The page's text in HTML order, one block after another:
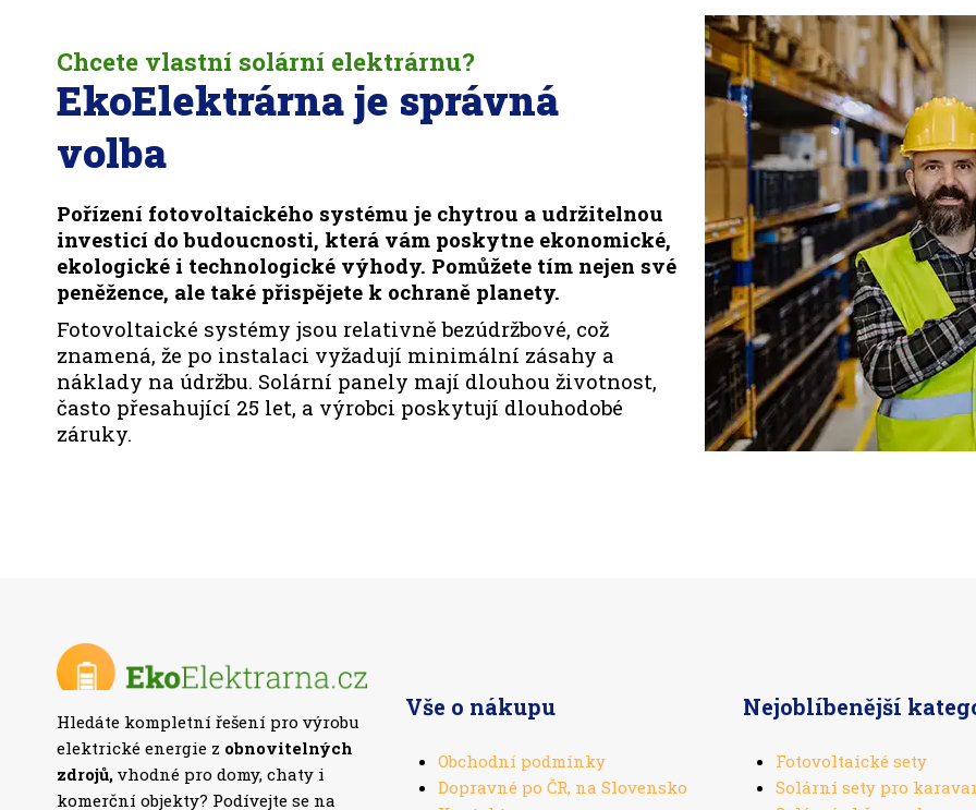
Chcete vlastní solární elektrárnu?
EkoElektrárna je správná
volba
Pořízení fotovoltaického systému je chytrou a udržitelnou
investicí do budoucnosti, která vám poskytne ekonomické,
ekologické i technologické výhody. Pomůžete tím nejen své
peněžence, ale také přispějete k ochraně planety.
Fotovoltaické systémy jsou relativně bezúdržbové, což
znamená, že po instalaci vyžadují minimální zásahy a
náklady na údržbu. Solární panely mají dlouhou životnost,
často přesahující 25 let, a výrobci poskytují dlouhodobé
záruky.
Hledáte kompletní řešení pro výrobu
elektrické energie z obnovitelných
zdrojů, vhodné pro domy, chaty i
komerční objekty? Podívejte se na
Vše o nákupu
Obchodní podmínky
Dopravné po ČR, na Slovensko
Nejoblíbenější
Fotovoltaické sety
Solární sety pro